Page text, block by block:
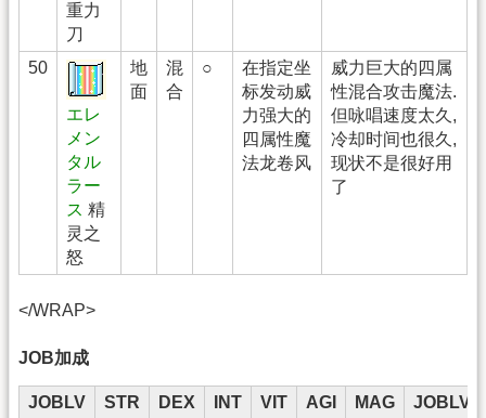
重力
刀
50
エレ
メン
タル
ラー
ス 精
灵之
怒
地
面
混
合
○
在指定坐
标发动威
力强大的
四属性魔
法龙卷风
威力巨大的四属
性混合攻击魔法.
但咏唱速度太久,
冷却时间也很久,
现状不是很好用
了
</WRAP>
JOB加成
JOBLV STR DEX INT VIT AGI MAG
JOBLV